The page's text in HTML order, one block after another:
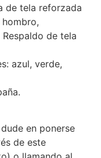
de tela reforzada
de tela
azul, verde,
en ponerse
de este